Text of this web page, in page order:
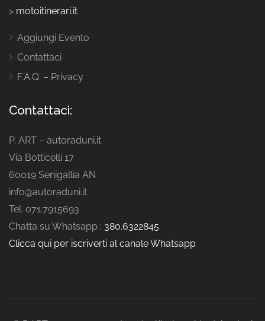
> motoitinerari.it
Aggiungi Evento
Contattaci
F.A.Q. – Privacy
Contattaci:
P. ART – autoraduni.it
Via Botticelli 17
60019 Senigallia AN
info@autoraduni.it
Tel. 071.7915693
Chatta su Whatsapp : 380.6322845
Clicca qui per iscriverti al canale Whatsapp